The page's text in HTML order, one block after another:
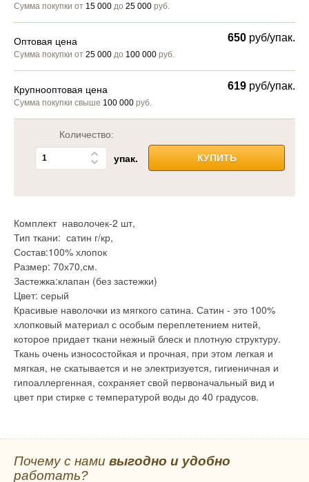
Сумма покупки от 15 000 до 25 000 руб.
Оптовая цена
Сумма покупки от 25 000 до 100 000 руб.
650 руб/упак.
Крупнооптовая цена
Сумма покупки свыше 100 000 руб.
619 руб/упак.
Количество:
упак. КУПИТЬ
Комплект наволочек-2 шт,
Тип ткани: сатин г/кр,
Состав:100% хлопок
Размер: 70х70,см.
Застежка:клапан (без застежки)
Цвет: серый
Красивые наволочки из мягкого сатина. Сатин - это 100%
хлопковый материал с особым переплетением нитей,
которое придает ткани нежный блеск и плотную структуру.
Ткань очень износостойкая и прочная, при этом легкая и
мягкая, не скатывается и не электризуется, гигиеничная и
гипоаллергенная, сохраняет свой первоначальный вид и
цвет при стирке с температурой воды до 40 градусов.
Почему с нами выгодно и удобно
работать?